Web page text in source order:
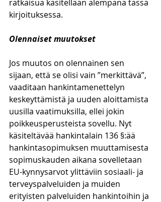
ratkaisua käsitellään alempana tässä
kirjoituksessa.
Olennaiset muutokset
Jos muutos on olennainen sen
sijaan, että se olisi vain ”merkittävä”,
vaaditaan hankintamenettelyn
keskeyttämistä ja uuden aloittamista
uusilla vaatimuksilla, ellei jokin
poikkeusperusteista sovellu. Nyt
käsiteltävää hankintalain 136 §:ää
hankintasopimuksen muuttamisesta
sopimuskauden aikana sovelletaan
EU-kynnysarvot ylittäviin sosiaali- ja
terveyspalveluiden ja muiden
erityisten palveluiden hankintoihin ja